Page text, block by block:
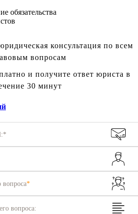
консультация по всем
вопросам
и получите ответ юриста в
30 минут
вопроса*
вопроса: